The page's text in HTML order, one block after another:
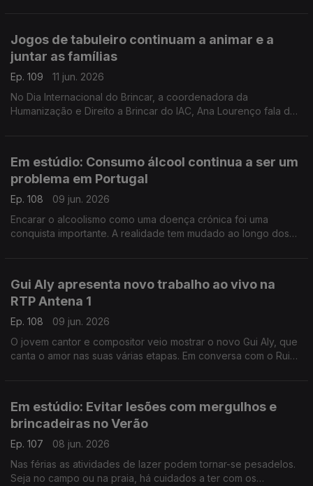
Jogos de tabuleiro continuam a animar e a
juntar as famílias
Ep. 109
11 jun. 2026
No Dia Internacional do Brincar, a coordenadora da
Humanização e Direito a Brincar do IAC, Ana Lourenço fala da
Em estúdio: Consumo álcool continua a ser um
problema em Portugal
Ep. 108
09 jun. 2026
Encarar o alcoolismo como uma doença crónica foi uma
conquista importante. A realidade tem mudado ao longo dos
Gui Aly apresenta novo trabalho ao vivo na
RTP Antena 1
Ep. 108
09 jun. 2026
O jovem cantor e compositor veio mostrar o novo Gui Aly, que
canta o amor nas suas várias etapas. Em conversa com o Rui
Em estúdio: Evitar lesões com mergulhos e
brincadeiras no Verão
Ep. 107
08 jun. 2026
Nas férias as atividades de lazer podem tornar-se pesadelos.
Seja no campo ou na praia, há cuidados a ter com os